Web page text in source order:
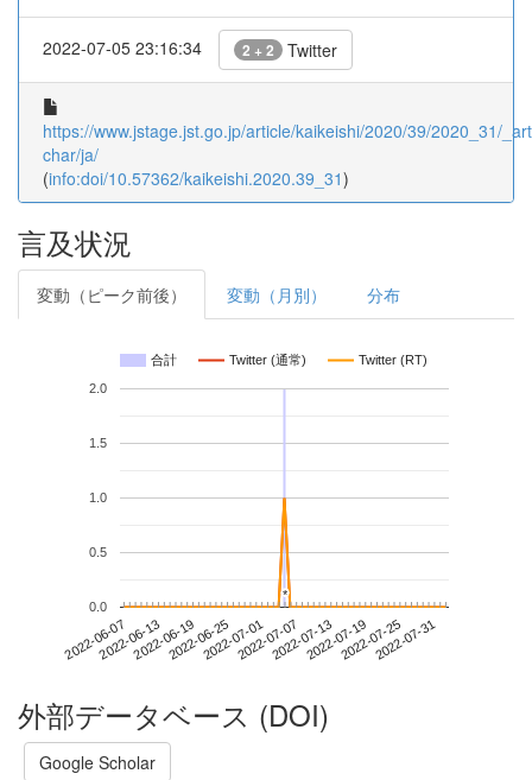
2022-07-05 23:16:34 2 + 2 Twitter
https://www.jstage.jst.go.jp/article/kaikeishi/2020/39/2020_31/
char/ja/
(info:doi/10.57362/kaikeishi.2020.39_31)
言及状況
変動（ピーク前後） 変動（月別） 分布
合計 Twitter (通常) Twitter (RT)
2022-06-072022-06-132022-06-192022-06-252022-07-012022-07-072022-07-132022-07-192022-07-252022-07-31
0.0
0.5
1.0
1.5
2.0
*
*
外部データベース (DOI)
Google Scholar